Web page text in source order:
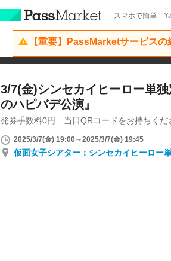
スマホで簡単
【重要】PassMarketサービスの
3/7(金)シンセカイヒーロー単
のハピバデ公演』
発券手数料0円 当日QRコードをお持ちくだ
2025/3/7(金) 19:00～2025/3/7(金) 19:45
仮面女子シアター：シンセカイヒーロー